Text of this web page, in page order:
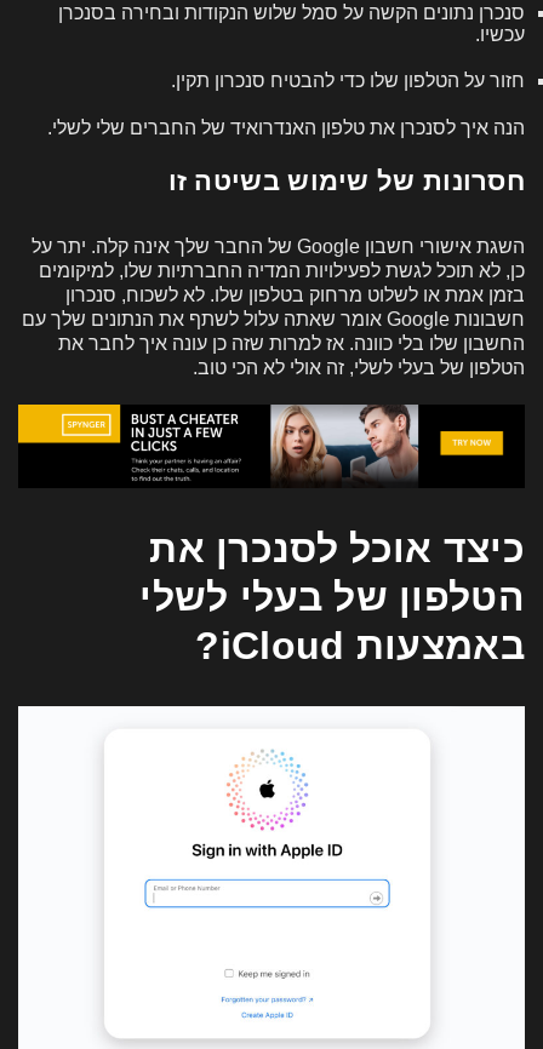
סנכרן נתונים הקשה על סמל שלוש הנקודות ובחירה בסנכרן
עכשיו.
חזור על הטלפון שלו כדי להבטיח סנכרון תקין.
הנה איך לסנכרן את טלפון האנדרואיד של החברים שלי לשלי.
חסרונות של שימוש בשיטה זו
השגת אישורי חשבון Google של החבר שלך אינה קלה. יתר על
כן, לא תוכל לגשת לפעילויות המדיה החברתיות שלו, למיקומים
בזמן אמת או לשלוט מרחוק בטלפון שלו. לא לשכוח, סנכרון
חשבונות Google אומר שאתה עלול לשתף את הנתונים שלך עם
החשבון שלו בלי כוונה. אז למרות שזה כן עונה איך לחבר את
הטלפון של בעלי לשלי, זה אולי לא הכי טוב.
כיצד אוכל לסנכרן את
הטלפון של בעלי לשלי
באמצעות iCloud?